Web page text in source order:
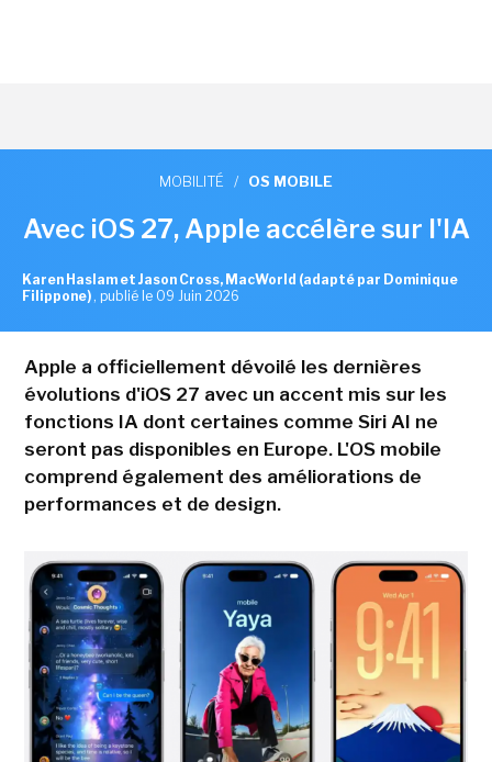
MOBILITÉ / OS MOBILE
Avec iOS 27, Apple accélère sur l'IA
Karen Haslam et Jason Cross, MacWorld (adapté par Dominique
Filippone) , publié le 09 Juin 2026
Apple a officiellement dévoilé les dernières
évolutions d'iOS 27 avec un accent mis sur les
fonctions IA dont certaines comme Siri AI ne
seront pas disponibles en Europe. L'OS mobile
comprend également des améliorations de
performances et de design.